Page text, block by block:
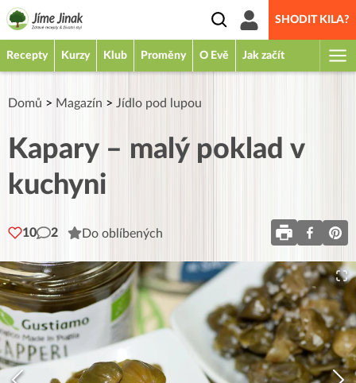
SHODIT KILA?
Recepty Kurzy Klub Proměny O Evě Jak začít
Domů > Magazín > Jídlo pod lupou
Kapary – malý poklad v
kuchyni
10 2 Do oblíbených